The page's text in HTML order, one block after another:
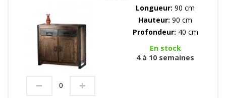
Longueur: 90 cm
Hauteur: 90 cm
Profondeur: 40 cm
En stock
4 à 10 semaines